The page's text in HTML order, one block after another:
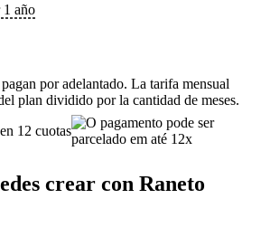
año
por adelantado. La tarifa mensual
plan dividido por la cantidad de meses.
12 cuotas
crear con Raneto